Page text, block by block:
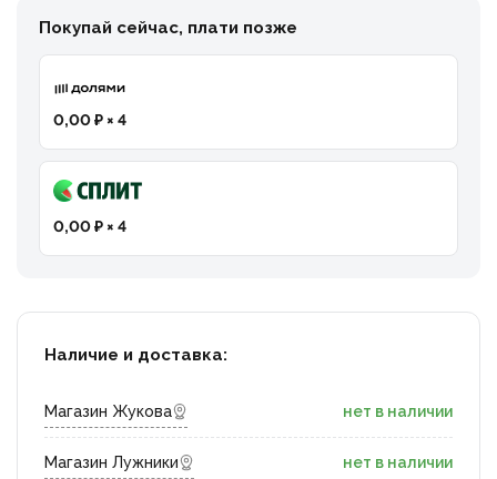
Покупай сейчас, плати позже
0,00 ₽ × 4
0,00 ₽ × 4
Наличие и доставка:
Магазин Жукова нет в наличии
Магазин Лужники нет в наличии